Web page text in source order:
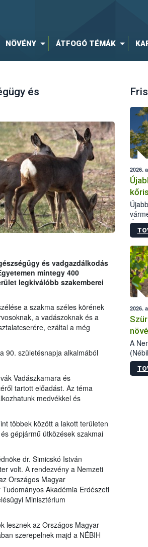
NÖVÉNY ÁTFOGÓ TÉMÁK
és
és vadgazdálkodás
mintegy 400
legkiválóbb szakemberei
a szakma széles körének
a vadászoknak és a
ezáltal a még
90. születésnapja alkalmából
Vadászkamara és
tartott előadást. Az téma
medvékkel és
többek között a lakott területen
gépjármű ütközések szakmai
dr. Simicskó István
volt. A rendezvény a Nemzeti
Országos Magyar
Akadémia Erdészeti
Minisztérium
lesznek az Országos Magyar
szerepelnek majd a NÉBIH
2026.
2026.
A